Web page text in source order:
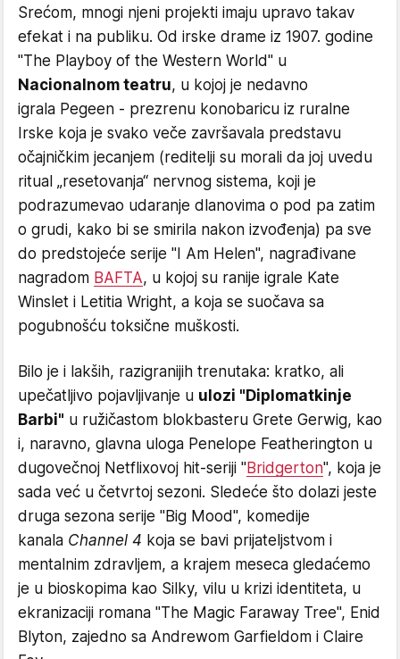
​Srećom, mnogi njeni projekti imaju upravo takav
efekat i na publiku. Od irske drame iz 1907. godine
"The Playboy of the Western World" u
Nacionalnom teatru, u kojoj je nedavno
igrala Pegeen - prezrenu konobaricu iz ruralne
Irske koja je svako veče završavala predstavu
očajničkim jecanjem (reditelji su morali da joj uvedu
ritual „resetovanja“ nervnog sistema, koji je
podrazumevao udaranje dlanovima o pod pa zatim
o grudi, kako bi se smirila nakon izvođenja) pa sve
do predstojeće serije "I Am Helen", nagrađivane
nagradom BAFTA, u kojoj su ranije igrale Kate
Winslet i Letitia Wright, a koja se suočava sa
pogubnošću toksične muškosti.
​Bilo je i lakših, razigranijih trenutaka: kratko, ali
upečatljivo pojavljivanje u ulozi "Diplomatkinje
Barbi" u ružičastom blokbasteru Grete Gerwig, kao
i, naravno, glavna uloga Penelope Featherington u
dugovečnoj Netflixovoj hit-seriji "Bridgerton", koja je
sada već u četvrtoj sezoni. Sledeće što dolazi jeste
druga sezona serije "Big Mood", komedije
kanala Channel 4 koja se bavi prijateljstvom i
mentalnim zdravljem, a krajem meseca gledaćemo
je u bioskopima kao Silky, vilu u krizi identiteta, u
ekranizaciji romana "The Magic Faraway Tree", Enid
Blyton, zajedno sa Andrewom Garfieldom i Claire